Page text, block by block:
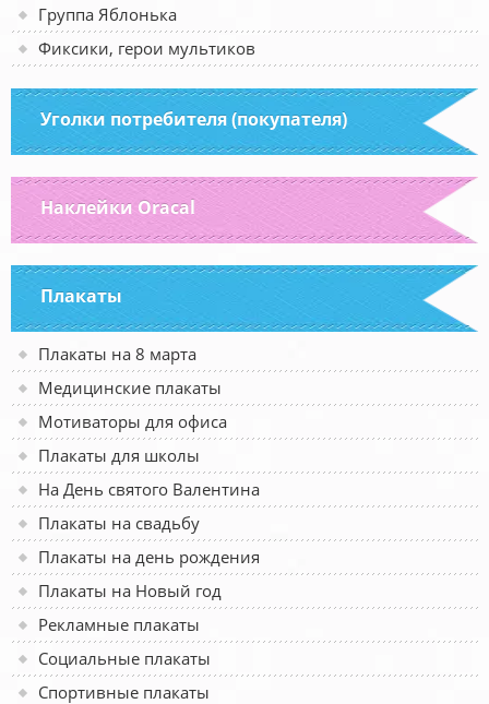
Группа Яблонька
Фиксики, герои мультиков
Уголки потребителя (покупателя)
Наклейки Oracal
Плакаты
Плакаты на 8 марта
Медицинские плакаты
Мотиваторы для офиса
Плакаты для школы
На День святого Валентина
Плакаты на свадьбу
Плакаты на день рождения
Плакаты на Новый год
Рекламные плакаты
Социальные плакаты
Спортивные плакаты